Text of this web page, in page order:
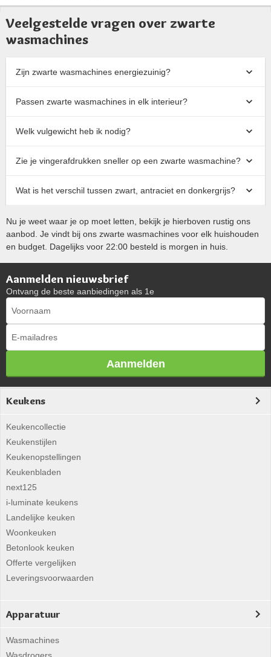
Veelgestelde vragen over zwarte
wasmachines
Zijn zwarte wasmachines energiezuinig?
Passen zwarte wasmachines in elk interieur?
Welk vulgewicht heb ik nodig?
Zie je vingerafdrukken sneller op een zwarte wasmachine?
Wat is het verschil tussen zwart, antraciet en donkergrijs?
Nu je weet waar je op moet letten, bekijk je hierboven rustig ons
aanbod. Je vindt bij ons zwarte wasmachines voor elk huishouden
en budget. Dagelijks voor 22:00 besteld is morgen in huis.
Aanmelden nieuwsbrief
Ontvang de beste aanbiedingen als 1e
Aanmelden
Keukens
Keukencollectie
Keukenstijlen
Keukenopstellingen
Keukenbladen
next125
i-luminate keukens
Landelijke keuken
Woonkeuken
Betonlook keuken
Offerte vergelijken
Leveringsvoorwaarden
Apparatuur
Wasmachines